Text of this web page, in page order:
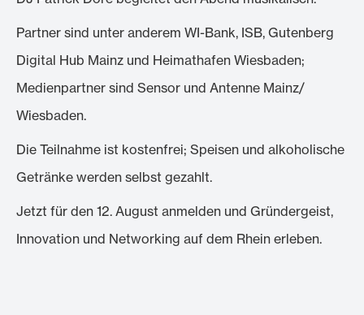
Partner sind unter anderem WI-Bank, ISB, Gutenberg
Digital Hub Mainz und Heimathafen Wiesbaden;
Medienpartner sind Sensor und Antenne Mainz/
Wiesbaden.
Die Teilnahme ist kostenfrei; Speisen und alkoholische
Getränke werden selbst gezahlt.
Jetzt für den 12. August anmelden und Gründergeist,
Innovation und Networking auf dem Rhein erleben.